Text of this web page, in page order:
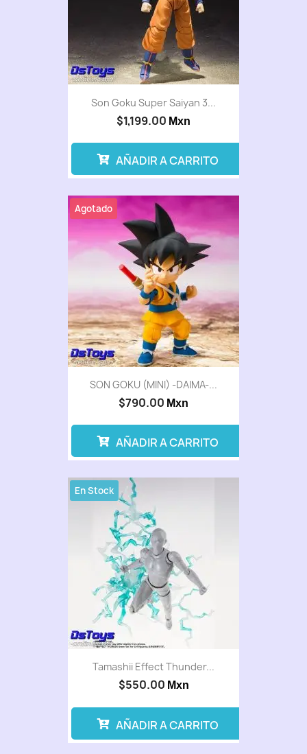
Son Goku Super Saiyan 3...
$1,199.00 Mxn
AÑADIR A CARRITO
SON GOKU (MINI) -DAIMA-...
$790.00 Mxn
Agotado
AÑADIR A CARRITO
Tamashii Effect Thunder...
$550.00 Mxn
En Stock
AÑADIR A CARRITO